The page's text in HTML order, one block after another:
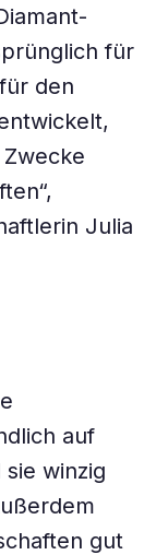
für
den
Julia
auf
winzig
gut